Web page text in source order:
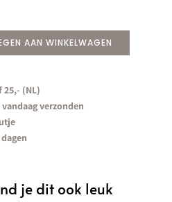
AAN WINKELWAGEN
25,- (NL)
verzonden
je dit ook leuk